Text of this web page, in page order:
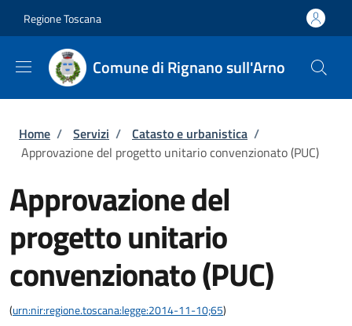
Regione Toscana
Comune di Rignano sull'Arno
Briciole di pane
Home / Servizi / Catasto e urbanistica /
Approvazione del progetto unitario convenzionato (PUC)
Approvazione del
progetto unitario
convenzionato (PUC)
(urn:nir:regione.toscana:legge:2014-11-10;65)